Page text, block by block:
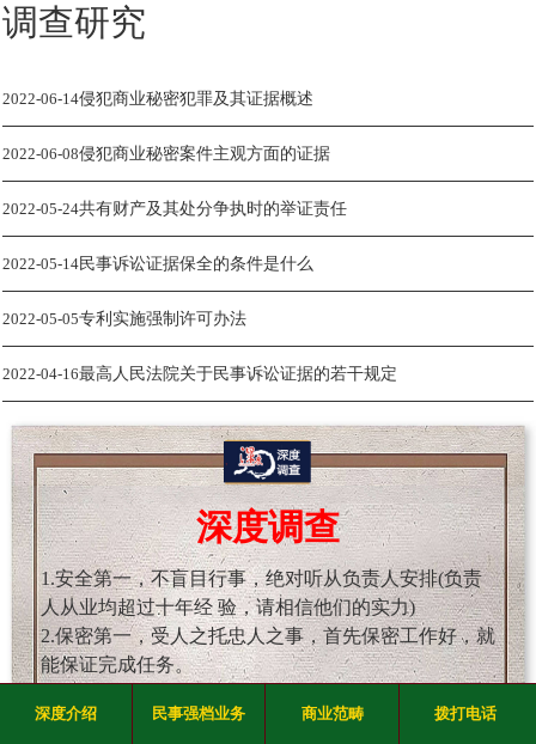
调查研究
2022-06-14侵犯商业秘密犯罪及其证据概述
2022-06-08侵犯商业秘密案件主观方面的证据
2022-05-24共有财产及其处分争执时的举证责任
2022-05-14民事诉讼证据保全的条件是什么
2022-05-05专利实施强制许可办法
2022-04-16最高人民法院关于民事诉讼证据的若干规定
深度调查
1.安全第一，不盲目行事，绝对听从负责人安排(负责
人从业均超过十年经 验，请相信他们的实力)
2.保密第一，受人之托忠人之事，首先保密工作好，就
能保证完成任务。
子爱财取之有道。
深度介绍 民事强档业务 商业范畴 拨打电话